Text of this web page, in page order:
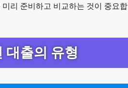
리 준비하고 비교하는 것이 중요합
대출의 유형